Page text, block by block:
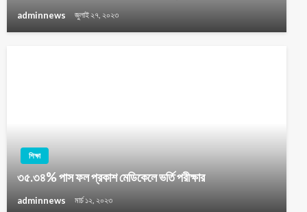
adminnews জুলাই ২৭, ২০২৩
শিক্ষা
৩৫.৩৪% পাস ফল প্রকাশ মেডিকেলে ভর্তি পরীক্ষার
adminnews মার্চ ১২, ২০২৩